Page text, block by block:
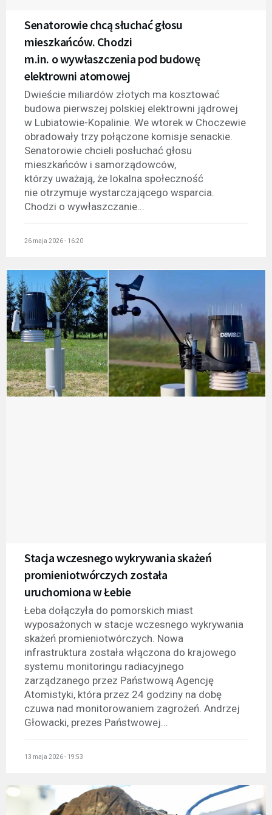
Senatorowie chcą słuchać głosu
mieszkańców. Chodzi
m.in. o wywłaszczenia pod budowę
elektrowni atomowej
Dwieście miliardów złotych ma kosztować
budowa pierwszej polskiej elektrowni jądrowej
w Lubiatowie-Kopalinie. We wtorek w Choczewie
obradowały trzy połączone komisje senackie.
Senatorowie chcieli posłuchać głosu
mieszkańców i samorządowców,
którzy uważają, że lokalna społeczność
nie otrzymuje wystarczającego wsparcia.
Chodzi o wywłaszczanie...
26 maja 2026 - 16:20
Stacja wczesnego wykrywania skażeń
promieniotwórczych została
uruchomiona w Łebie
Łeba dołączyła do pomorskich miast
wyposażonych w stacje wczesnego wykrywania
skażeń promieniotwórczych. Nowa
infrastruktura została włączona do krajowego
systemu monitoringu radiacyjnego
zarządzanego przez Państwową Agencję
Atomistyki, która przez 24 godziny na dobę
czuwa nad monitorowaniem zagrożeń. Andrzej
Głowacki, prezes Państwowej...
13 maja 2026 - 19:53